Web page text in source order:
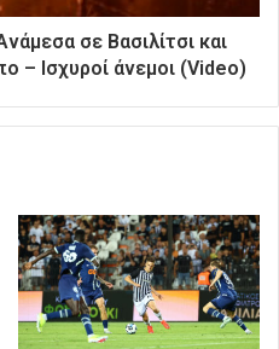
σε Βασιλίτσι και
– Ισχυροί άνεμοι (Video)